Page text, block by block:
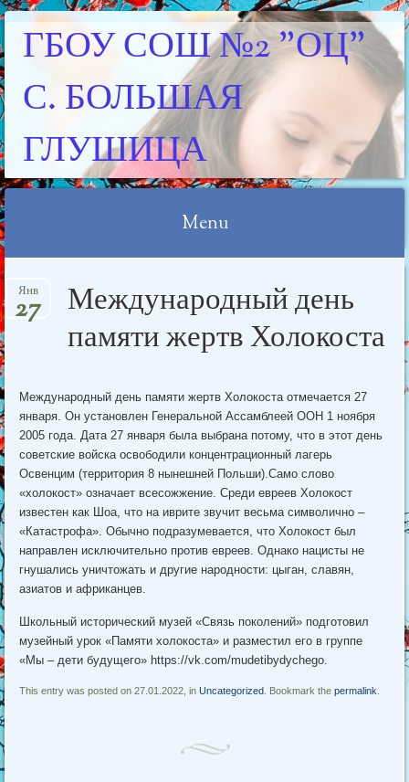
ГБОУ СОШ №2 "ОЦ"
С. БОЛЬШАЯ
ГЛУШИЦА
Menu
to
content
Международный день
памяти жертв Холокоста
Янв
27
Международный день памяти жертв Холокоста отмечается 27
января. Он установлен Генеральной Ассамблеей ООН 1 ноября
2005 года. Дата 27 января была выбрана потому, что в этот день
советские войска освободили концентрационный лагерь
Освенцим (территория 8 нынешней Польши).Само слово
«холокост» означает всесожжение. Среди евреев Холокост
известен как Шоа, что на иврите звучит весьма символично –
«Катастрофа». Обычно подразумевается, что Холокост был
направлен исключительно против евреев. Однако нацисты не
гнушались уничтожать и другие народности: цыган, славян,
азиатов и африканцев.
Школьный исторический музей «Связь поколений» подготовил
музейный урок «Памяти холокоста» и разместил его в группе
«Мы – дети будущего» https://vk.com/mudetibydychego.
This entry was posted on 27.01.2022, inUncategorized . Bookmark thepermalink